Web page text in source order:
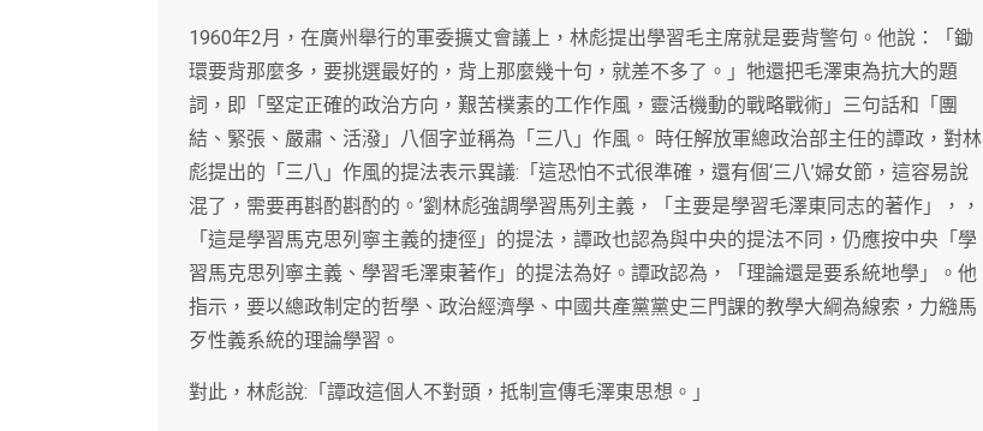
1960年2月，在廣州舉行的軍委擴丈會議上，林彪提出學習毛主席就是要背警句。他說：「鋤
環要背那麼多，要挑選最好的，背上那麼幾十句，就差不多了。」牠還把毛澤東為抗大的題
詞，即「堅定正確的政治方向，艱苦樸素的工作作風，靈活機動的戰略戰術」三句話和「團
結、緊張、嚴肅、活潑」八個字並稱為「三八」作風。 時任解放軍總政治部主任的譚政，對林
彪提出的「三八」作風的提法表示異議:「這恐怕不式很準確，還有個‘三八’婦女節，這容易說
混了，需要再斟酌斟酌的。’劉林彪強調學習馬列主義，「主要是學習毛澤東同志的著作」，，
「這是學習馬克思列寧主義的捷徑」的提法，譚政也認為與中央的提法不同，仍應按中央「學
習馬克思列寧主義、學習毛澤東著作」的提法為好。譚政認為，「理論還是要系統地學」。他
指示，要以總政制定的哲學、政治經濟學、中國共產黨黨史三門課的教學大綱為線索，力繈馬
歹性義系統的理論學習。
對此，林彪說:「譚政這個人不對頭，抵制宣傳毛澤東思想。」